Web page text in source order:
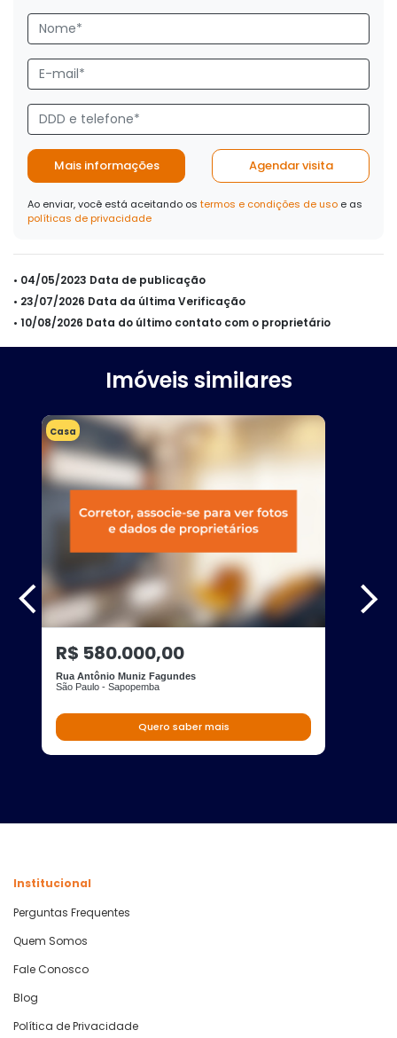
Mais informações Agendar visita
Ao enviar, você está aceitando os termos e condições de uso e as
políticas de privacidade
• 04/05/2023 Data de publicação
• 23/07/2026 Data da última Verificação
• 10/08/2026 Data do último contato com o proprietário
Imóveis similares
Casa
R$ 580.000,00
Rua Antônio Muniz Fagundes
São Paulo - Sapopemba
Quero saber mais
Institucional
Perguntas Frequentes
Quem Somos
Fale Conosco
Blog
Política de Privacidade